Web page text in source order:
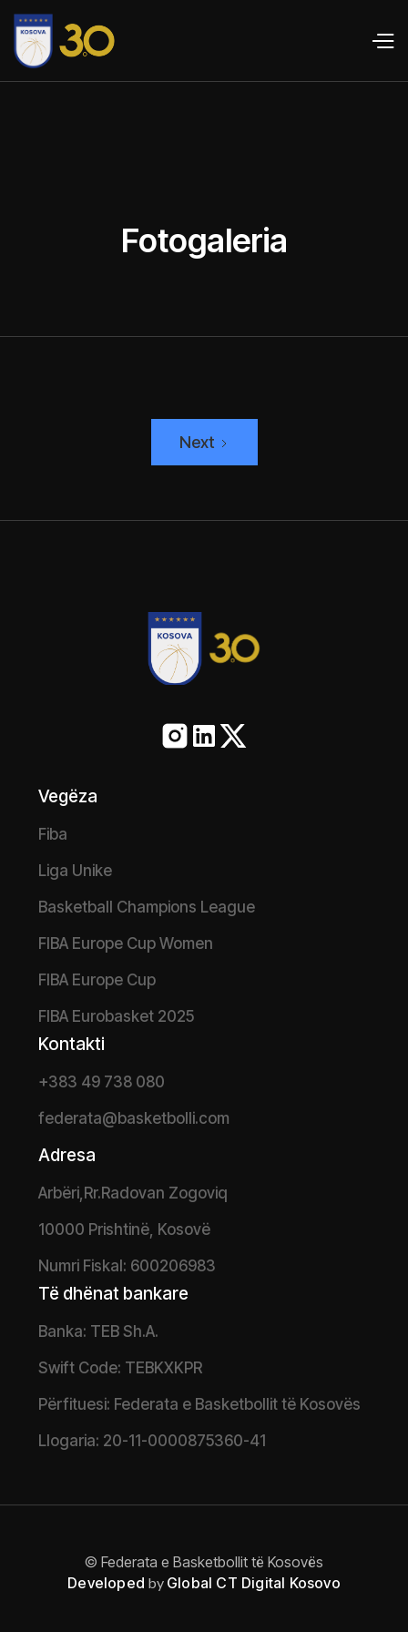
Fotogaleria
Next
Vegëza
Fiba
Liga Unike
Basketball Champions League
FIBA Europe Cup Women
FIBA Europe Cup
FIBA Eurobasket 2025
Kontakti
+383 49 738 080
federata@basketbolli.com
Adresa
Arbëri,Rr.Radovan Zogoviq
10000 Prishtinë, Kosovë
Numri Fiskal: 600206983
Të dhënat bankare
Banka: TEB Sh.A.
Swift Code: TEBKXKPR
Përfituesi: Federata e Basketbollit të Kosovës
Llogaria: 20-11-0000875360-41
© Federata e Basketbollit të Kosovës
Developed by Global CT Digital Kosovo